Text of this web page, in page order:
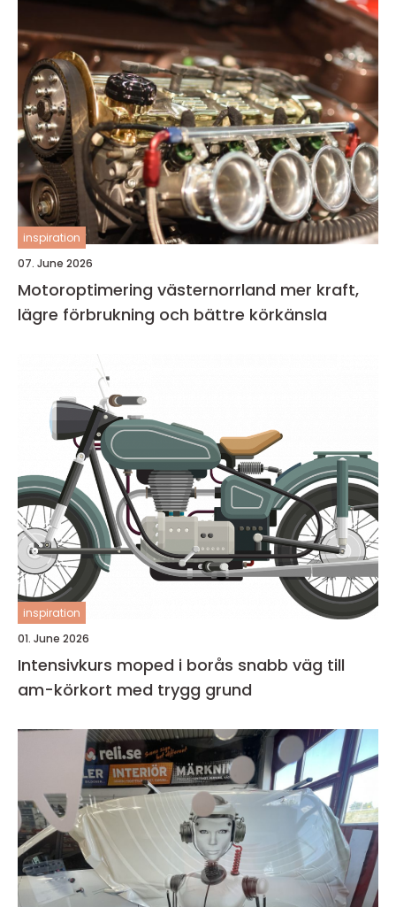
inspiration
07. June 2026
Motoroptimering västernorrland mer kraft,
lägre förbrukning och bättre körkänsla
inspiration
01. June 2026
Intensivkurs moped i borås snabb väg till
am-körkort med trygg grund